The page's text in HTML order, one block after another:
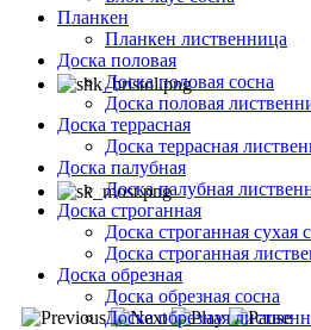
Планкен
Планкен лиственница
Доска половая
Доска половая сосна
Доска половая
Доска террасная
Доска террасная
Доска палубная
Доска палубная
Доска строганная
Доска строганная сухая
Доска строганная
Доска обрезная
Доска обрезная сосна
Доска обрезная